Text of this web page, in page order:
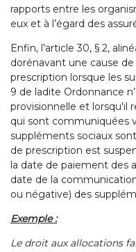
rapports entre les
eux et à l’égard des
Enfin, l’article 30, § 2,
dorénavant une cause
prescription lorsque les
9 de ladite Ordonnance
provisionnelle et lorsqu'il
qui sont communiquées
suppléments sociaux
de prescription est
la date de paiement des
date de la
ou négative) des
Exemple :
Le droit aux allocations